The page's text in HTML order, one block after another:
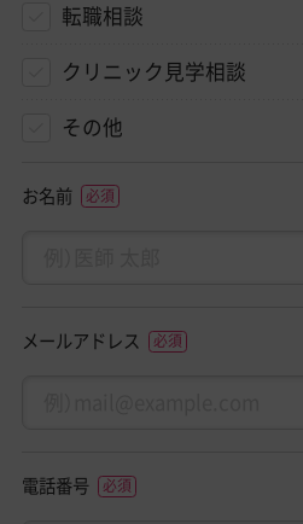
転職相談
クリニック見学相談
その他
お名前
メールアドレス
電話番号